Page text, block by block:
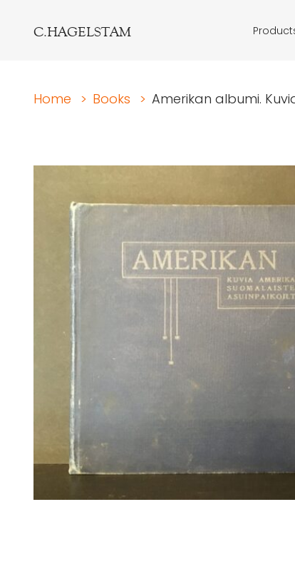
C.HAGELSTAM
Home > Books > Amerikan albumi.